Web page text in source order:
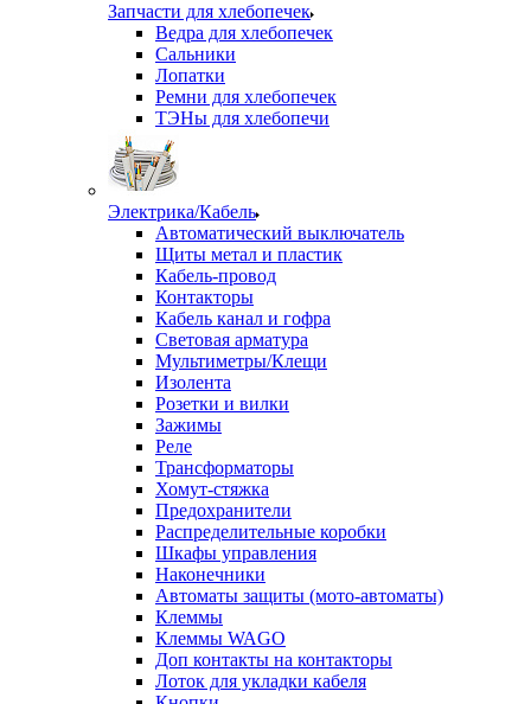
Запчасти для хлебопечек
Ведра для хлебопечек
Сальники
Лопатки
Ремни для хлебопечек
ТЭНы для хлебопечи
Электрика/Кабель
Автоматический выключатель
Щиты метал и пластик
Кабель-провод
Контакторы
Кабель канал и гофра
Световая арматура
Мультиметры/Клещи
Изолента
Розетки и вилки
Зажимы
Реле
Трансформаторы
Хомут-стяжка
Предохранители
Распределительные коробки
Шкафы управления
Наконечники
Автоматы защиты (мото-автоматы)
Клеммы
Клеммы WAGO
Доп контакты на контакторы
Лоток для укладки кабеля